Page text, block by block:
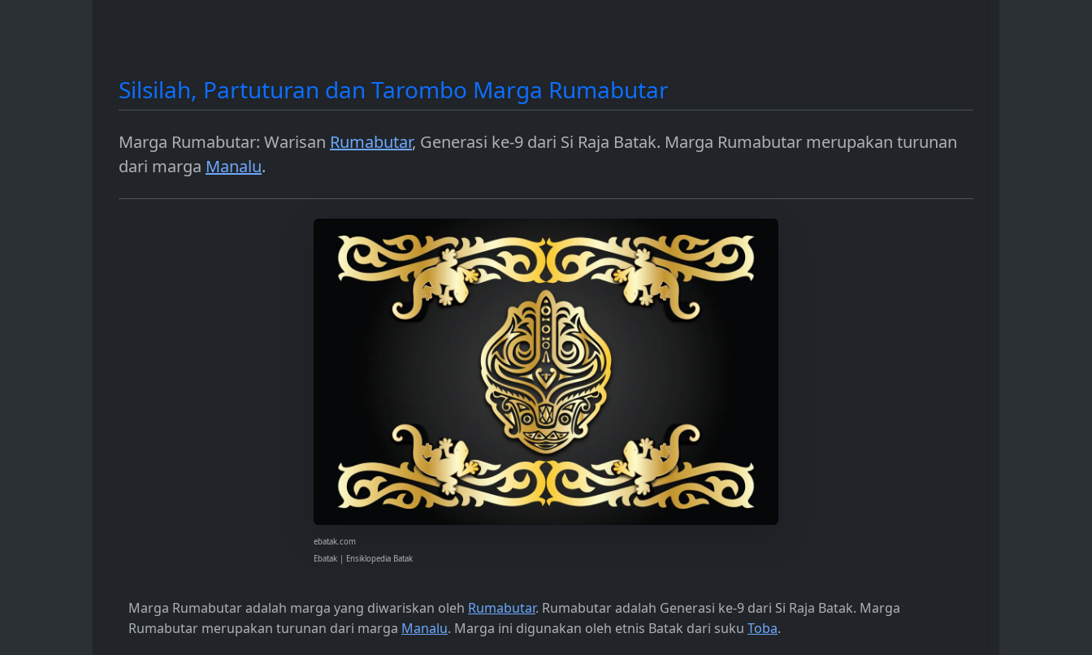
Silsilah, Partuturan dan Tarombo Marga Rumabutar
Marga Rumabutar: Warisan Rumabutar, Generasi ke-9 dari Si Raja Batak. Marga Rumabutar merupakan turunan
dari marga Manalu.
ebatak.com
Ebatak | Ensiklopedia Batak
Marga Rumabutar adalah marga yang diwariskan oleh Rumabutar. Rumabutar adalah Generasi ke-9 dari Si Raja Batak. Marga
Rumabutar merupakan turunan dari marga Manalu. Marga ini digunakan oleh etnis Batak dari suku Toba.